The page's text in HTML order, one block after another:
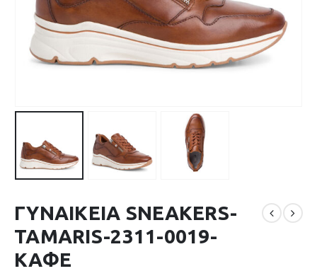
ΓΥΝΑΙΚΕΙΑ SNEAKERS-
TAMARIS-2311-0019-
ΚΑΦΕ